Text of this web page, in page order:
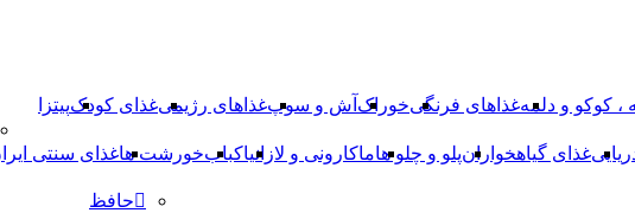
، کوکو و دلمهغذاهای فرنگیخوراک آش و سوپغذاهای رژیمیغذای کودکپیتزا
غذای گیاهخوارانپلو و چلو هاماکارونی و لازانیاکبابخورشت هاغذای سنتی
حافظ